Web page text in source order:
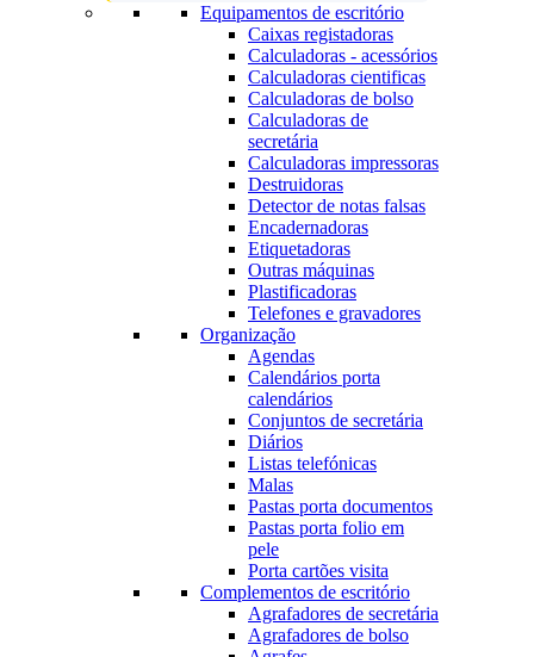
Equipamentos de escritório
Caixas registadoras
Calculadoras - acessórios
Calculadoras cientificas
Calculadoras de bolso
Calculadoras de
secretária
Calculadoras impressoras
Destruidoras
Detector de notas falsas
Encadernadoras
Etiquetadoras
Outras máquinas
Plastificadoras
Telefones e gravadores
Organização
Agendas
Calendários porta
calendários
Conjuntos de secretária
Diários
Listas telefónicas
Malas
Pastas porta documentos
Pastas porta folio em
pele
Porta cartões visita
Complementos de escritório
Agrafadores de secretária
Agrafadores de bolso